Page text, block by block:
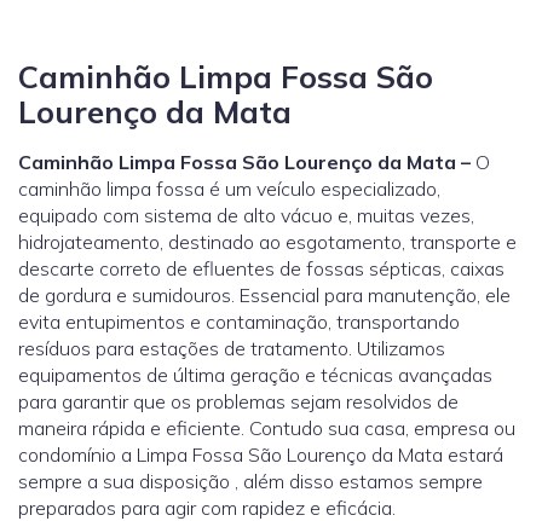
Caminhão Limpa Fossa São
Lourenço da Mata
Caminhão Limpa Fossa São Lourenço da Mata – O
caminhão limpa fossa é um veículo especializado,
equipado com sistema de alto vácuo e, muitas vezes,
hidrojateamento, destinado ao esgotamento, transporte e
descarte correto de efluentes de fossas sépticas, caixas
de gordura e sumidouros. Essencial para manutenção, ele
evita entupimentos e contaminação, transportando
resíduos para estações de tratamento. Utilizamos
equipamentos de última geração e técnicas avançadas
para garantir que os problemas sejam resolvidos de
maneira rápida e eficiente. Contudo sua casa, empresa ou
condomínio a Limpa Fossa São Lourenço da Mata estará
sempre a sua disposição , além disso estamos sempre
preparados para agir com rapidez e eficácia.